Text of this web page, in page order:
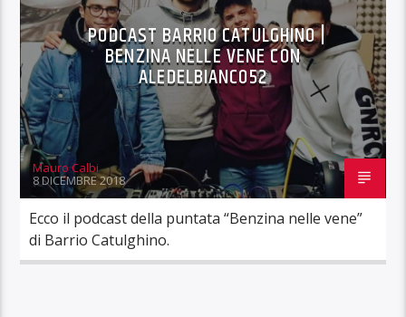
PODCAST BARRIO CATULGHINO |
BENZINA NELLE VENE CON
ALEDELBIANCO52
Mauro Calbi
8 DICEMBRE 2018
Ecco il podcast della puntata “Benzina nelle vene”
di Barrio Catulghino.